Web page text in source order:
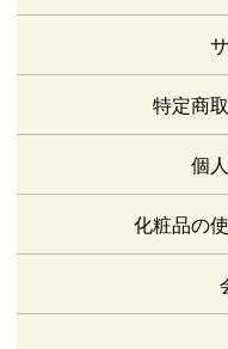
特定商
個
化粧品の